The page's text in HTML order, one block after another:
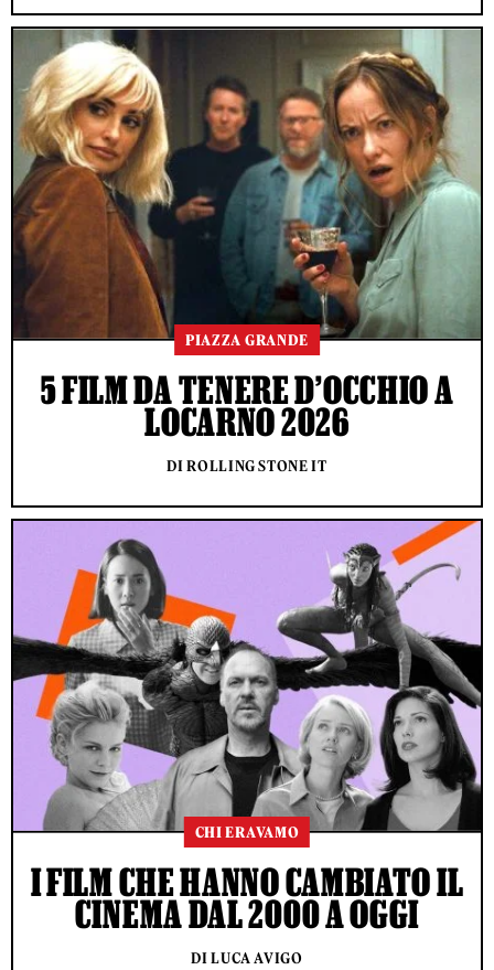
PIAZZA GRANDE
5 FILM DA TENERE D’OCCHIO A
LOCARNO 2026
DI ROLLING STONE IT
CHI ERAVAMO
I FILM CHE HANNO CAMBIATO IL
CINEMA DAL 2000 A OGGI
DI LUCA AVIGO